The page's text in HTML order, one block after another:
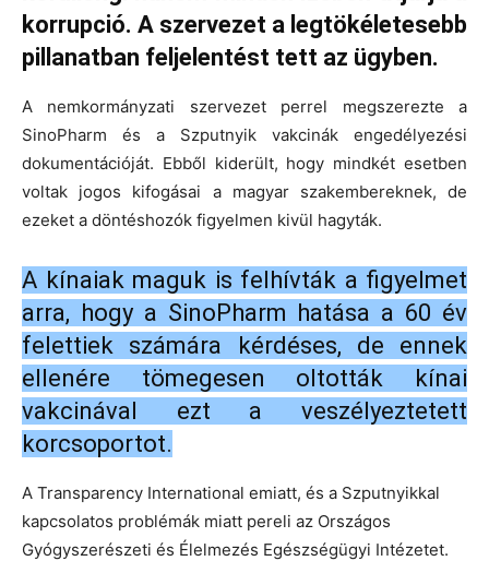
korrupció. A szervezet a legtökéletesebb
pillanatban feljelentést tett az ügyben.
A nemkormányzati szervezet perrel megszerezte a
SinoPharm és a Szputnyik vakcinák engedélyezési
dokumentációját. Ebből kiderült, hogy mindkét esetben
voltak jogos kifogásai a magyar szakembereknek, de
ezeket a döntéshozók figyelmen kivül hagyták.
A kínaiak maguk is felhívták a figyelmet
arra, hogy a SinoPharm hatása a 60 év
felettiek számára kérdéses, de ennek
ellenére tömegesen oltották kínai
vakcinával ezt a veszélyeztetett
korcsoportot.
A Transparency International emiatt, és a Szputnyikkal
kapcsolatos problémák miatt pereli az Országos
Gyógyszerészeti és Élelmezés Egészségügyi Intézetet.